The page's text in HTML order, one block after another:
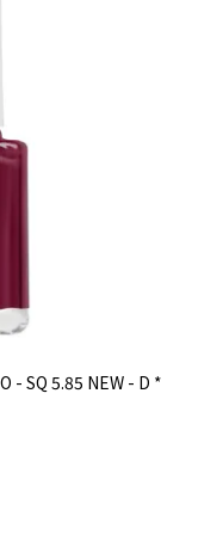
- SQ 5.85 NEW - D *